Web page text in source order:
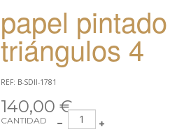
papel pintado
triángulos 4
REF: B-SDII-1781
140,00 €
CANTIDAD